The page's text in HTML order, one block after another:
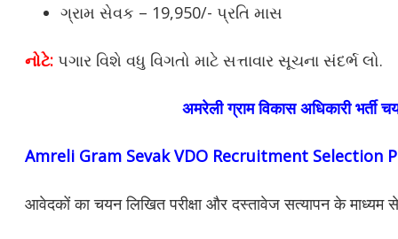
ગ્રામ સેવક – 19,950/- પ્રતિ માસ
નોટે: પગાર વિશે વધુ વિગતો માટે સત્તાવાર સૂચના સંદર્ભ લો.
अमरेलीग्राम विकास अधिकारी भर्ती
Amreli Gram Sevak VDO Recruitment Selection
आवेदकों का चयन लिखित परीक्षा और दस्तावेज सत्यापन के माध्यम